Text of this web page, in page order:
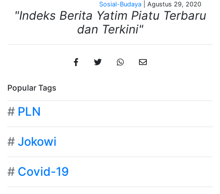
Sosial-Budaya| Agustus 29, 2020
"Indeks Berita Yatim Piatu Terbaru
dan Terkini"
Popular Tags
# PLN
# Jokowi
# Covid-19